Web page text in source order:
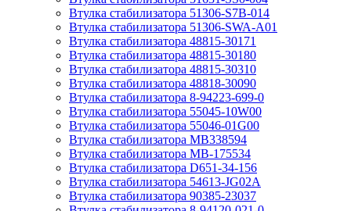
Втулка стабилизатора 51306-S7B-014
Втулка стабилизатора 51306-SWA-A01
Втулка стабилизатора 48815-30171
Втулка стабилизатора 48815-30180
Втулка стабилизатора 48815-30310
Втулка стабилизатора 48818-30090
Втулка стабилизатора 8-94223-699-0
Втулка стабилизатора 55045-10W00
Втулка стабилизатора 55046-01G00
Втулка стабилизатора MB338594
Втулка стабилизатора MB-175534
Втулка стабилизатора D651-34-156
Втулка стабилизатора 54613-JG02A
Втулка стабилизатора 90385-23037